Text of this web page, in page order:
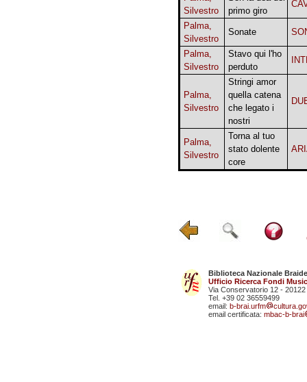
Silvestro
primo giro
Palma,
Silvestro
Sonate
Palma,
Silvestro
Stavo qui l'ho
perduto
Palma,
Silvestro
Stringi amor
quella catena
che legato i
nostri
Palma,
Silvestro
Torna al tuo
stato dolente
core
Biblioteca Nazionale
Ufficio Ricerca Fondi
Via Conservatorio 12 - 20122
Tel. +39 02 36559499
email: b-brai.urfm
email certificata: mbac-b-brai